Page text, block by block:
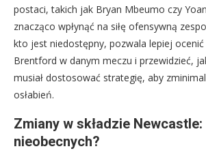
postaci, takich jak Bryan Mbeumo czy
znacząco wpłynąć na siłę ofensywną
kto jest niedostępny, pozwala lepiej ocenić
Brentford w danym meczu i przewidzieć,
musiał dostosować strategię, aby
osłabień.
Zmiany w składzie
nieobecnych?